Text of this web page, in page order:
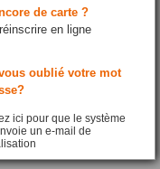
de carte ?
en ligne
oublié votre mot
ici pour que le système
un e-mail de